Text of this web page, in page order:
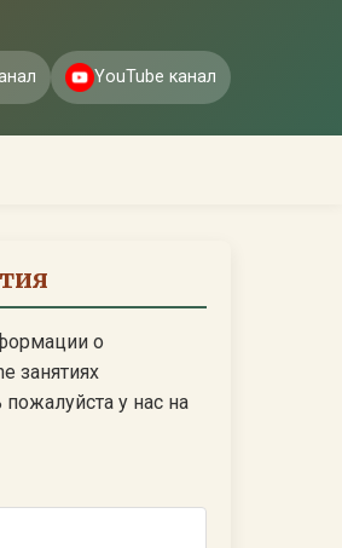
YouTube канал
о
занятиях
пожалуйста у нас на